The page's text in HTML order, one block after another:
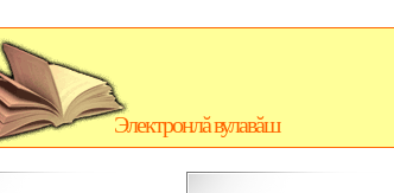
Электронлă вулавăш